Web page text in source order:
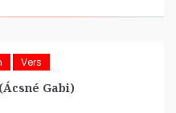
Vers
Gabi)